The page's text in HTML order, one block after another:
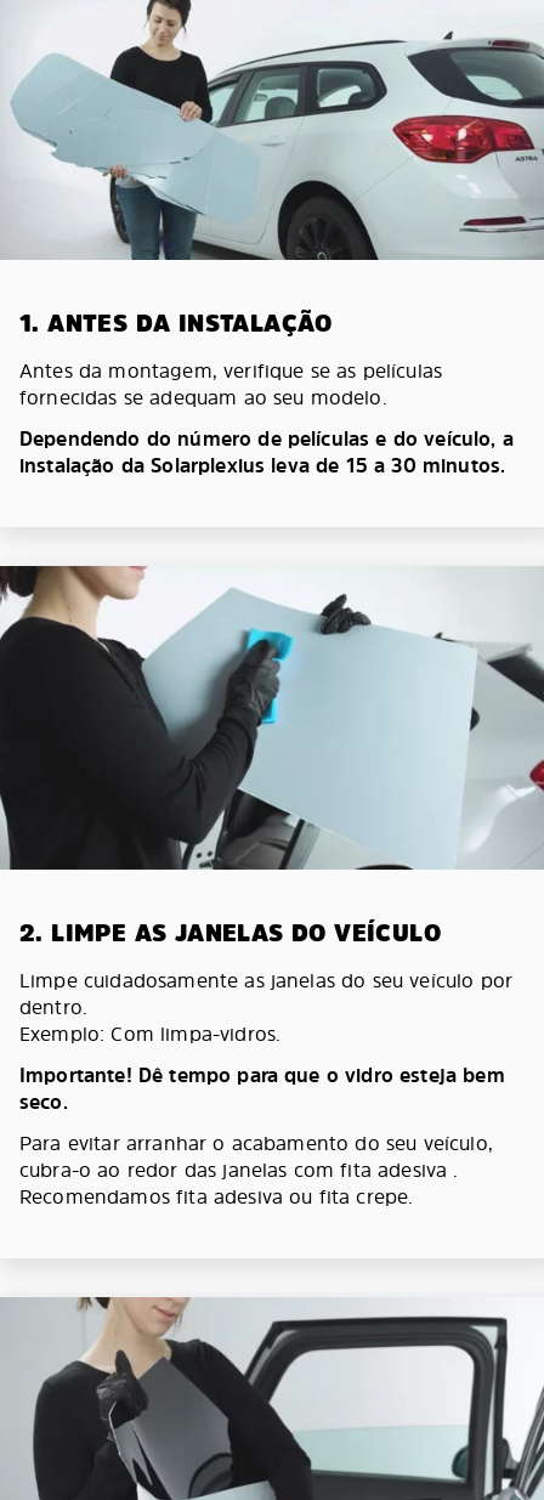
1. ANTES DA INSTALAÇÃO
Antes da montagem, verifique se as películas
fornecidas se adequam ao seu modelo.
Dependendo do número de películas e do veículo, a
instalação da Solarplexius leva de 15 a 30 minutos.
2. LIMPE AS JANELAS DO VEÍCULO
Limpe cuidadosamente as janelas do seu veículo por
dentro.
Exemplo: Com limpa-vidros.
Importante! Dê tempo para que o vidro esteja bem
seco.
Para evitar arranhar o acabamento do seu veículo,
cubra-o ao redor das janelas com fita adesiva .
Recomendamos fita adesiva ou fita crepe.